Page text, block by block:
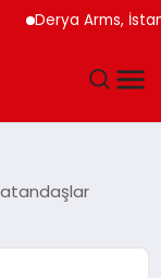
Derya Arms,